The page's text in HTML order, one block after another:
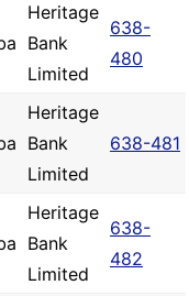
Heritage
Bank
Limited
638-
480
Heritage
Bank
Limited
638-481
Heritage
Bank
Limited
638-
482